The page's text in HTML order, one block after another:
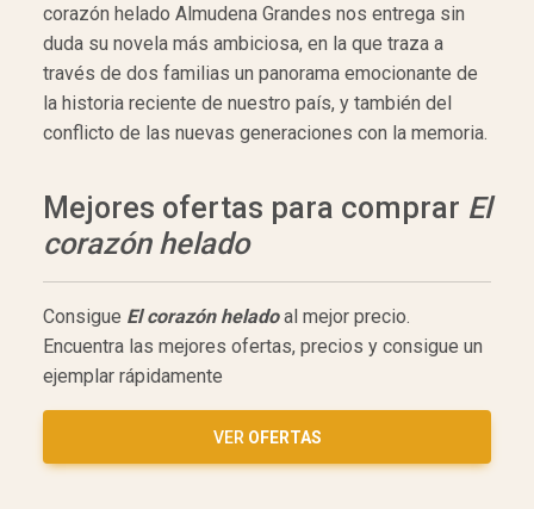
corazón helado Almudena Grandes nos entrega sin
duda su novela más ambiciosa, en la que traza a
través de dos familias un panorama emocionante de
la historia reciente de nuestro país, y también del
conflicto de las nuevas generaciones con la memoria.
Mejores ofertas para comprar El
corazón helado
Consigue El corazón heladoal mejor precio.
Encuentra las mejores ofertas, precios y consigue un
ejemplar rápidamente
VER OFERTAS